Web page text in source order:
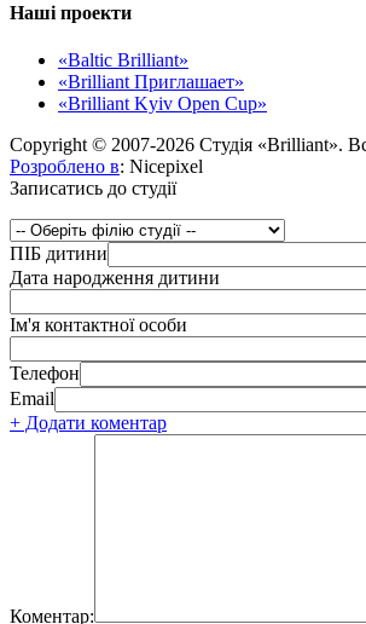
Наші проекти
«Baltic Brilliant»
«Brilliant Приглашает»
«Brilliant Kyiv Open Cup»
Copyright © 2007-2026 Студія «Brilliant».
Розроблено в: Nicepixel
Записатись до студії
ПІБ дитини
Дата народження дитини
Ім'я контактної особи
Телефон
Email
+ Додати коментар
Коментар: